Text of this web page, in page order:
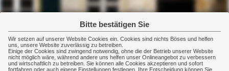
Bitte bestätigen Sie
Wir setzen auf unserer Website Cookies ein. Cookies sind nichts Böses und helfen
uns, unsere Website zuverlässig zu betreiben.
Einige der Cookies sind zwingend notwendig, ohne die der Betrieb unserer Website
nicht möglich wäre, während andere uns helfen unser Onlineangebot zu verbessern
und wirtschaftlich zu betreiben. Sie können alle Cookies akzeptieren und sofort
fortfahren oder auch eigene Einstellungen festlegen. Ihre Entscheidung können Sie
Versorgung
Betriebliche Altersvorsorge
Keyman-Absicherung